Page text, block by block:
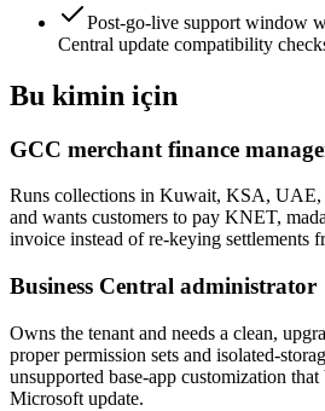
Post-go-live support window
Central update compatibility
Bu kimin için
GCC merchant finance
Runs collections in Kuwait, KSA, UAE,
and wants customers to pay KNET,
invoice instead of re-keying settlements
Business Central administrator
Owns the tenant and needs a clean,
proper permission sets and isolated-
unsupported base-app customization that
Microsoft update.